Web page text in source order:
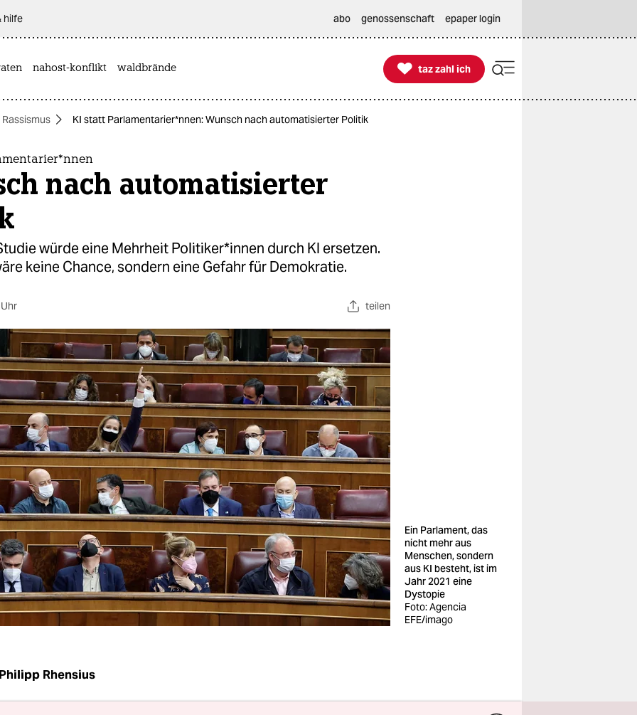
hilfe abo genossenschaft epaper login
nahost-konflikt waldbrände 
taz zahl ich
taz zahl ich
Rassismus KI statt Par­la­men­ta­ri­er*n­nen: Wunsch nach automatisierter Politik
nach automatisierter
würde eine Mehrheit Po­li­ti­ke­r*innen durch KI ersetzen.
keine Chance, sondern eine Gefahr für Demokratie.
teilen
Ein Parlament, das
nicht mehr aus
Menschen, sondern
aus KI besteht, ist im
Jahr 2021 eine
Dystopie
Foto: Agencia
EFE/imago
Philipp Rhensius